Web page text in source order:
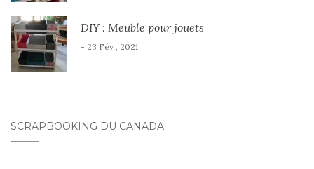
DIY : Meuble pour jouets
- 23 Fév , 2021
SCRAPBOOKING DU CANADA